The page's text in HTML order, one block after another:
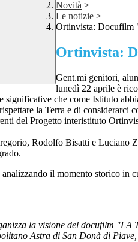
Novità >
Le notizie >
Ortinvista:
Ortinvista:
Gent.mi genitori,
lunedì 22 aprile è
che come Istituto
la Terra e di considerarci
Progetto interistituto
Rodolfo Bisatti e Luciano
il momento storico in
la visione del docufilm
Astra di San Donà di